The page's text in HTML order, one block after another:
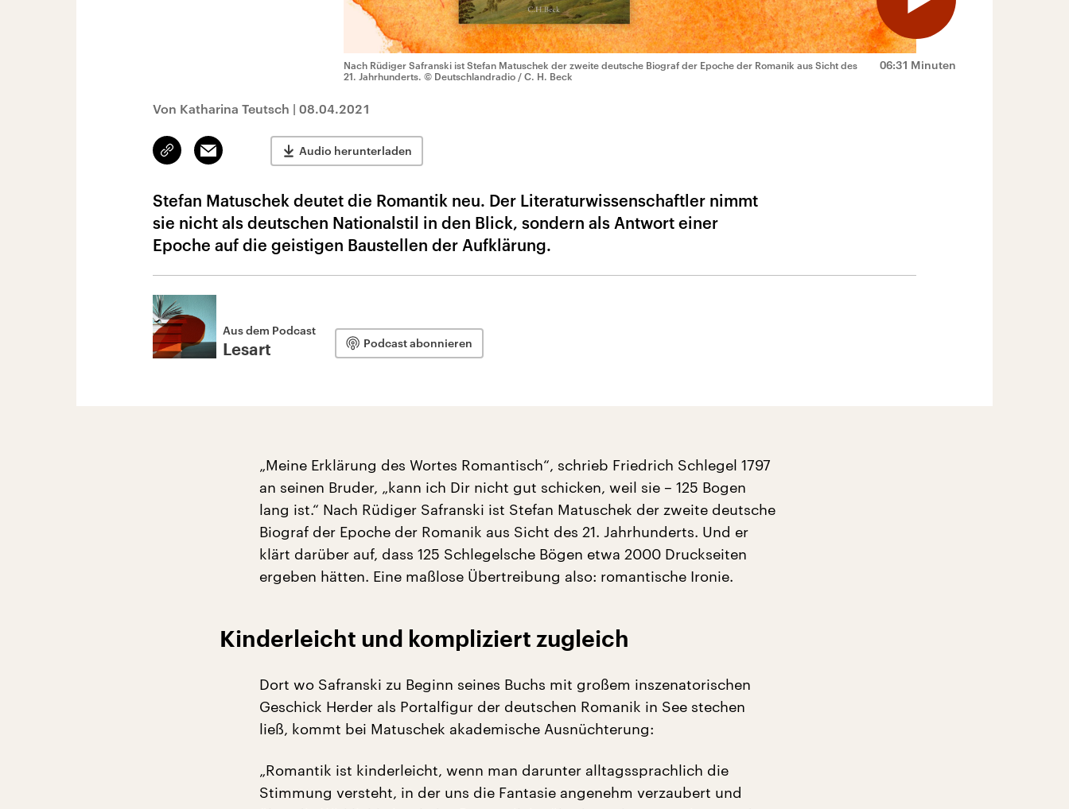
06:31 Minuten
Nach Rüdiger Safranski ist Stefan Matuschek der zweite deutsche Biograf der Epoche der Romanik aus Sicht des
21. Jahrhunderts. © Deutschlandradio / C. H. Beck
Von Katharina Teutsch | 08.04.2021
Link
kopieren/teilen
Email Audio herunterladen
Stefan Matuschek deutet die Romantik neu. Der Literaturwissenschaftler nimmt
sie nicht als deutschen Nationalstil in den Blick, sondern als Antwort einer
Epoche auf die geistigen Baustellen der Aufklärung.
Aus dem Podcast
Lesart Podcast abonnieren
„Meine Erklärung des Wortes Romantisch“, schrieb Friedrich Schlegel 1797
an seinen Bruder, „kann ich Dir nicht gut schicken, weil sie – 125 Bogen
lang ist.“ Nach Rüdiger Safranski ist Stefan Matuschek der zweite deutsche
Biograf der Epoche der Romanik aus Sicht des 21. Jahrhunderts. Und er
klärt darüber auf, dass 125 Schlegelsche Bögen etwa 2000 Druckseiten
ergeben hätten. Eine maßlose Übertreibung also: romantische Ironie.
Kinderleicht und kompliziert zugleich
Dort wo Safranski zu Beginn seines Buchs mit großem inszenatorischen
Geschick Herder als Portalfigur der deutschen Romanik in See stechen
ließ, kommt bei Matuschek akademische Ausnüchterung:
„Romantik ist kinderleicht, wenn man darunter alltagssprachlich die
Stimmung versteht, in der uns die Fantasie angenehm verzaubert und